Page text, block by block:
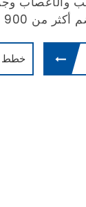
900 طبيب وجراح.
خطط